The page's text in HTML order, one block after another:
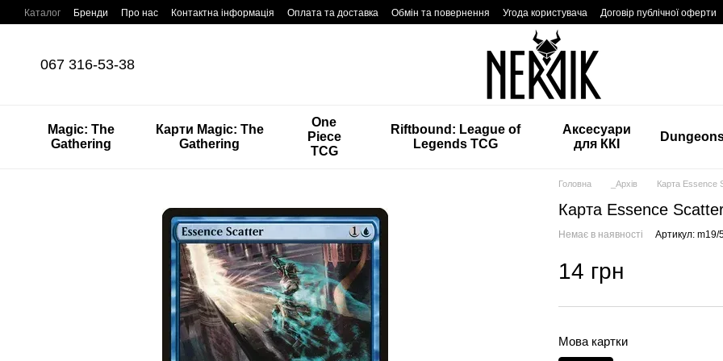
Перейти до основного контенту
Каталог Бренди Про нас Контактна інформація Оплата та доставка Обмін та повернення Угода користувача Договір публічної оферти
067 316-53-38
Magic: The
Gathering
Карти Magic: The
Gathering
One
Piece
TCG
Riftbound: League of
Legends TCG
Аксесуари
для ККІ
Головна _Архів Карта Essence
Карта Essence
Немає в наявності Артикул: m19/
14 грн
Мова картки